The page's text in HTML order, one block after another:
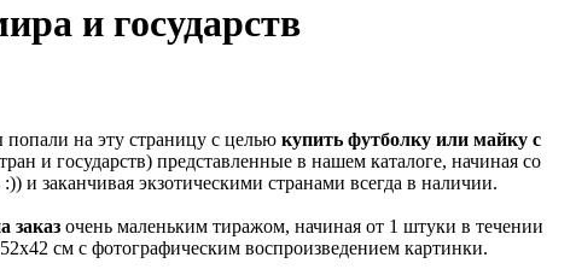
и государств
на эту страницу с целью купить футболку или майку с
и государств) представленные в нашем каталоге, начиная со
и заканчивая экзотическими странами всегда в наличии.
заказ очень маленьким тиражом, начиная от 1 штуки в течении
см с фотографическим воспроизведением картинки.